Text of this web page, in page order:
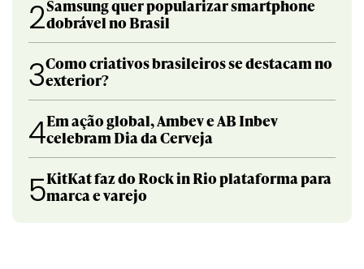
2Samsung quer popularizar smartphone
dobrável no Brasil
3Como criativos brasileiros se destacam no
exterior?
4Em ação global, Ambev e AB Inbev
celebram Dia da Cerveja
5KitKat faz do Rock in Rio plataforma para
marca e varejo